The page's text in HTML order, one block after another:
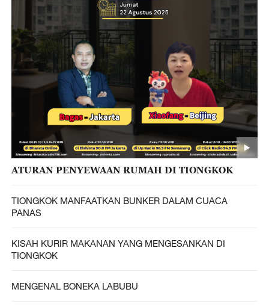
ATURAN PENYEWAAN RUMAH DI TIONGKOK
TIONGKOK MANFAATKAN BUNKER DALAM CUACA
PANAS
KISAH KURIR MAKANAN YANG MENGESANKAN DI
TIONGKOK
MENGENAL BONEKA LABUBU